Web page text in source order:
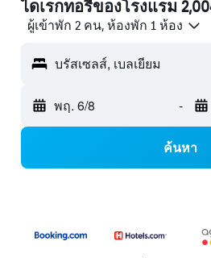
ไดเรกทอรีของโรงแรม
ผู้เข้าพัก 2 คน, ห้องพัก 1 ห้อง
บรัสเซลส์, เบลเยียม
พฤ. 6/8 -
ค้นหา